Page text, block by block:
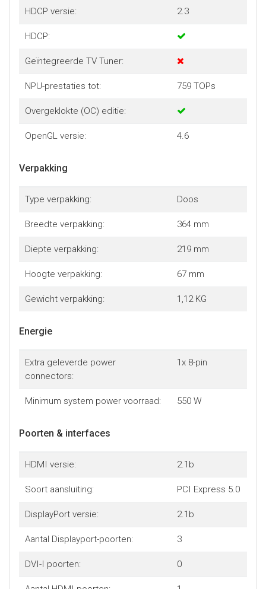
HDCP versie: 2.3
HDCP:
Geïntegreerde TV Tuner:
NPU-prestaties tot: 759 TOPs
Overgeklokte (OC) editie:
OpenGL versie: 4.6
Verpakking
Type verpakking: Doos
Breedte verpakking: 364 mm
Diepte verpakking: 219 mm
Hoogte verpakking: 67 mm
Gewicht verpakking: 1,12 KG
Energie
Extra geleverde power
connectors:
1x 8-pin
Minimum system power voorraad: 550 W
Poorten & interfaces
HDMI versie: 2.1b
Soort aansluiting: PCI Express 5.0
DisplayPort versie: 2.1b
Aantal Displayport-poorten: 3
DVI-I poorten: 0